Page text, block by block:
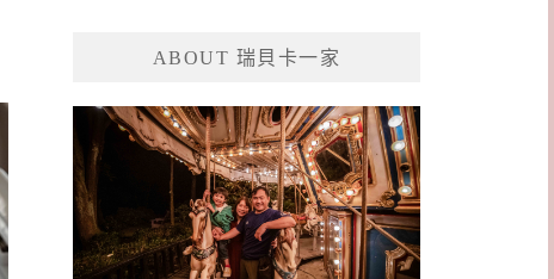
ABOUT 瑞貝卡一家